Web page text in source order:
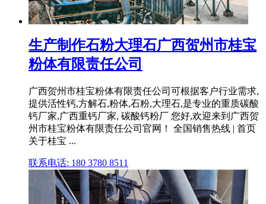
生产制作石粉大理石广西贺州市桂宝
粉体有限责任公司
广西贺州市桂宝粉体有限责任公司可根据客户行业需求,
提供活性钙,方解石,粉体,石粉,大理石,是专业的重质碳酸
钙厂家,广西重钙厂家, 碳酸钙粉厂 您好,欢迎来到广西贺
州市桂宝粉体有限责任公司官网！ 全国销售热线 | 首页
关于桂宝 ...
联系电话: 180 3780 8511